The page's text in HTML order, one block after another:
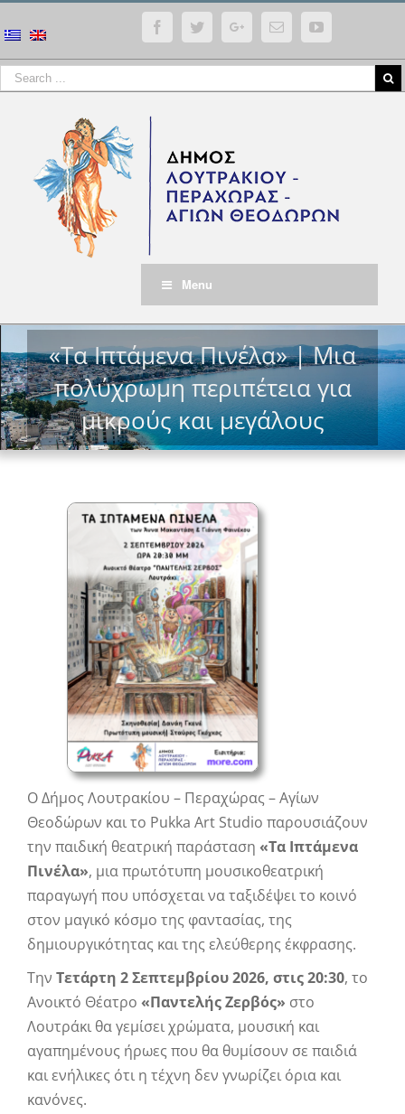
FacebookTwitterGoogle+Email YouTube
Menu
«Τα Ιπτάμενα Πινέλα» | Μια
πολύχρωμη περιπέτεια για
μικρούς και μεγάλους
Ο Δήμος Λουτρακίου – Περαχώρας – Αγίων
Θεοδώρων και το Pukka Art Studio παρουσιάζουν
την παιδική θεατρική παράσταση «Τα Ιπτάμενα
Πινέλα», μια πρωτότυπη μουσικοθεατρική
παραγωγή που υπόσχεται να ταξιδέψει το κοινό
στον μαγικό κόσμο της φαντασίας, της
δημιουργικότητας και της ελεύθερης έκφρασης.
Την Τετάρτη 2 Σεπτεμβρίου 2026, στις 20:30, το
Ανοικτό Θέατρο «Παντελής Ζερβός» στο
Λουτράκι θα γεμίσει χρώματα, μουσική και
αγαπημένους ήρωες που θα θυμίσουν σε παιδιά
και ενήλικες ότι η τέχνη δεν γνωρίζει όρια και
κανόνες.